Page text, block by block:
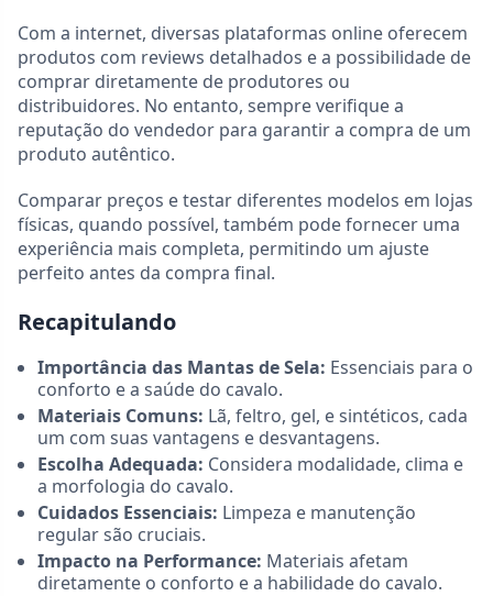
Com a internet, diversas plataformas online oferecem
produtos com reviews detalhados e a possibilidade de
comprar diretamente de produtores ou
distribuidores. No entanto, sempre verifique a
reputação do vendedor para garantir a compra de um
produto autêntico.
Comparar preços e testar diferentes modelos em lojas
físicas, quando possível, também pode fornecer uma
experiência mais completa, permitindo um ajuste
perfeito antes da compra final.
Recapitulando
Importância das Mantas de Sela: Essenciais para o
conforto e a saúde do cavalo.
Materiais Comuns: Lã, feltro, gel, e sintéticos, cada
um com suas vantagens e desvantagens.
Escolha Adequada: Considera modalidade, clima e
a morfologia do cavalo.
Cuidados Essenciais: Limpeza e manutenção
regular são cruciais.
Impacto na Performance: Materiais afetam
diretamente o conforto e a habilidade do cavalo.